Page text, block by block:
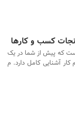
نجات کسب و کارها
که پیش از شما در یک
آشنایی کامل دارد. م